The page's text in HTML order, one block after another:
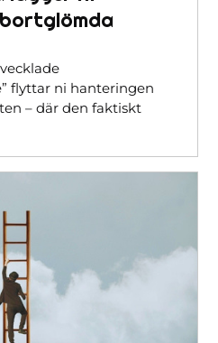
flyttar ni hanteringen
– där den faktiskt